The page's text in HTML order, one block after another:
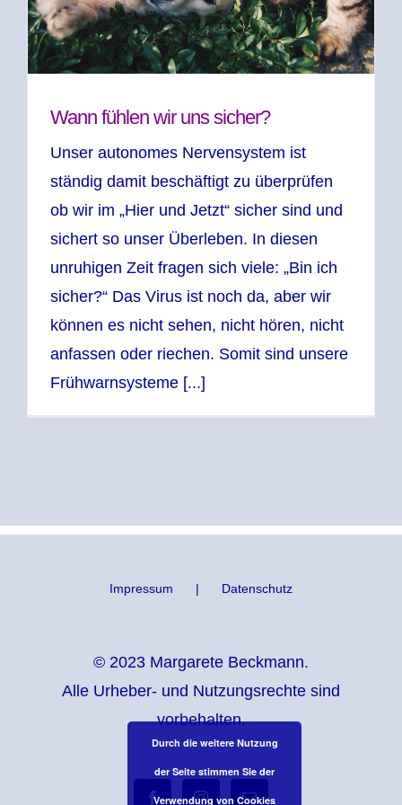
Wann fühlen wir uns sicher?
Unser autonomes Nervensystem ist
ständig damit beschäftigt zu überprüfen
ob wir im „Hier und Jetzt“ sicher sind und
sichert so unser Überleben. In diesen
unruhigen Zeit fragen sich viele: „Bin ich
sicher?“ Das Virus ist noch da, aber wir
können es nicht sehen, nicht hören, nicht
anfassen oder riechen. Somit sind unsere
Frühwarnsysteme [...]
Impressum Datenschutz
© 2023 Margarete Beckmann.
Alle Urheber- und Nutzungsrechte sind
vorbehalten.
Durch die weitere Nutzung
der Seite stimmen Sie der
Verwendung von Cookies